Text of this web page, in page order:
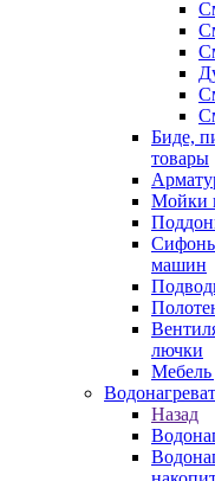
Биде,
товары
Мойки
машин
лючки
Мебель
Назад